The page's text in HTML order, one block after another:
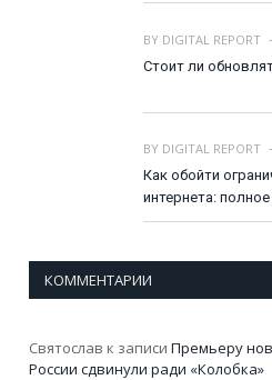
BY DIGITAL REPORT
Стоит ли
BY DIGITAL REPORT
Как обойти
интернета:
КОММЕНТАРИИ
Святослав к записи Премьеру
России сдвинули ради «Колобка»